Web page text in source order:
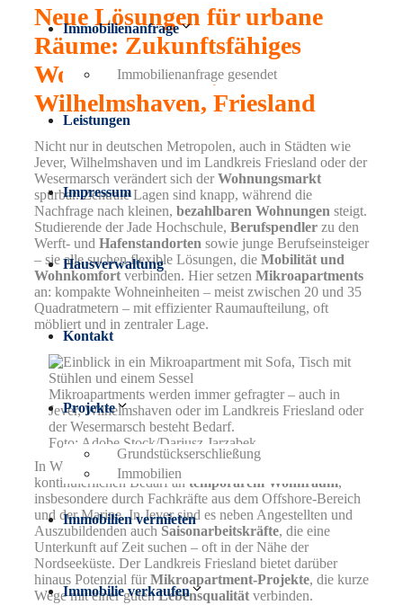
Immobilienanfrage
Immobilienanfrage gesendet
Leistungen
Impressum
Hausverwaltung
Kontakt
Projekte
Grundstückserschließung
Immobilien
Immobilien vermieten
Immobilie verkaufen
Neue Lösungen für urbane
Räume: Zukunftsfähiges
Wohnen in Jever,
Wilhelmshaven, Friesland
Nicht nur in deutschen Metropolen, auch in Städten wie
Jever, Wilhelmshaven und im Landkreis Friesland oder der
Wesermarsch verändert sich der Wohnungsmarkt
spürbar. Zentrale Lagen sind knapp, während die
Nachfrage nach kleinen, bezahlbaren Wohnungen steigt.
Studierende der Jade Hochschule, Berufspendler zu den
Werft- und Hafenstandorten sowie junge Berufseinsteiger
– sie alle suchen flexible Lösungen, die Mobilität und
Wohnkomfort verbinden. Hier setzen Mikroapartments
an: kompakte Wohneinheiten – meist zwischen 20 und 35
Quadratmetern – mit effizienter Raumaufteilung, oft
möbliert und in zentraler Lage.
Mikroapartments werden immer gefragter – auch in
Jever, Wilhelmshaven oder im Landkreis Friesland oder
der Wesermarsch besteht Bedarf.
Foto: Adobe Stock/Dariusz Jarzabek
In Wilhelmshaven sorgt die maritime Wirtschaft für einen
kontinuierlichen Bedarf an temporärem Wohnraum,
insbesondere durch Fachkräfte aus dem Offshore-Bereich
und der Marine. In Jever sind es neben Angestellten und
Auszubildenden auch Saisonarbeitskräfte, die eine
Unterkunft auf Zeit suchen – oft in der Nähe der
Nordseeküste. Der Landkreis Friesland bietet darüber
hinaus Potenzial für Mikroapartment-Projekte, die kurze
Wege mit einer gutenLebensqualität verbinden.